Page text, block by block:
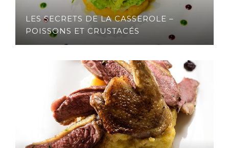
LES SECRETS DE LA CASSEROLE –
POISSONS ET CRUSTACÉS